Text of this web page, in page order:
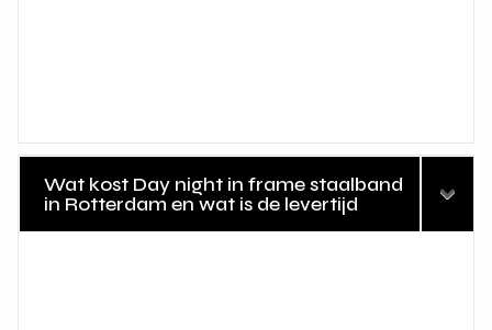
Wat kost Day night in frame staalband
in Rotterdam en wat is de levertijd